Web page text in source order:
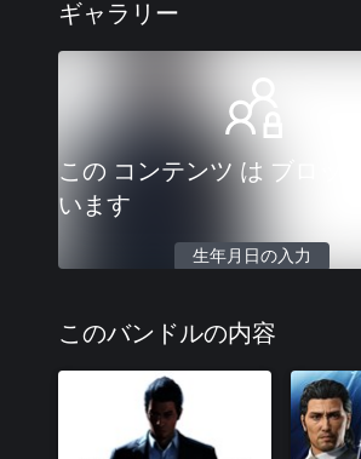
ギャラリー
この コンテンツ は ブロッ
います
生年月日の入力
このバンドルの内容